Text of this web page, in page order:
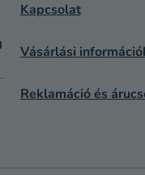
Kapcsolat
Vásárlási
Reklamáció és